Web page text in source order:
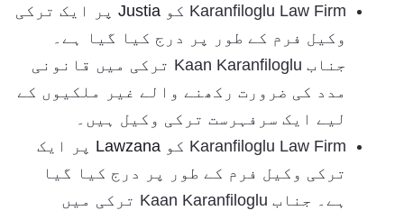
Karanfiloglu Law Firm کو Justia پر ایک ترکی
وکیل فرم کے طور پر درج کیا گیا ہے۔
جناب Kaan Karanfiloglu ترکی میں قانونی
مدد کی ضرورت رکھنے والے غیر ملکیوں کے
لیے ایک سرفہرست ترکی وکیل ہیں۔
Karanfiloglu Law Firm کو
Lawzana پر ایک
ترکی وکیل فرم کے طور پر درج کیا گیا
ہے۔ جناب Kaan Karanfiloglu ترکی میں